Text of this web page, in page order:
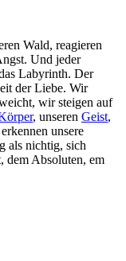
Wald, reagieren
Und jeder
Labyrinth. Der
der Liebe. Wir
wir steigen auf
, unseren Geist,
unsere
als nichtig, sich
dem Absoluten, em